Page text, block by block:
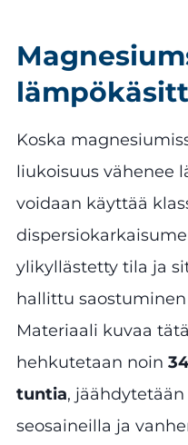
Koska
liukoisuus vähenee
voidaan käyttää
ylikyllästetty tila ja
hallittu
Materiaali kuvaa
hehkutetaan noin
tuntia,
seosaineilla ja